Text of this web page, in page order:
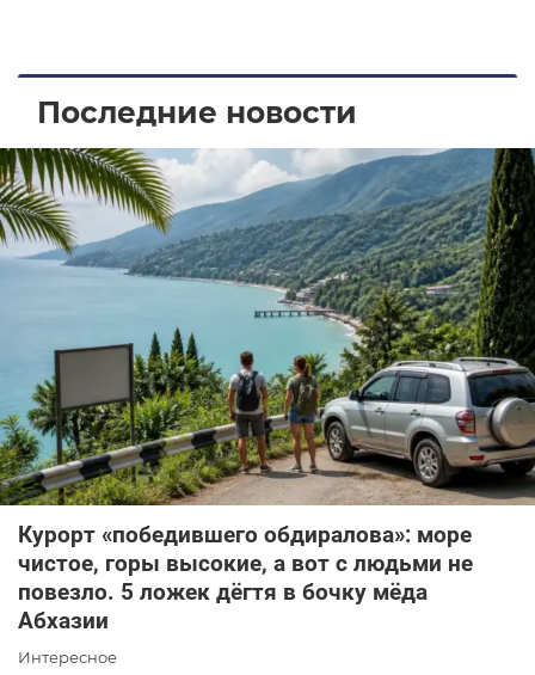
Последние новости
Курорт «победившего обдиралова»: море
чистое, горы высокие, а вот с людьми не
повезло. 5 ложек дёгтя в бочку мёда
Абхазии
Интересное